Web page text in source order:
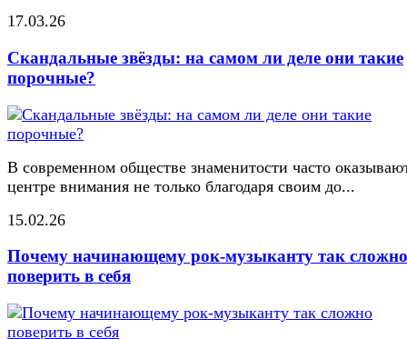
17.03.26
Скандальные звёзды: на самом ли деле они такие
порочные?
В современном обществе знаменитости часто
центре внимания не только благодаря своим до...
15.02.26
Почему начинающему рок-музыканту так сложно
поверить в себя